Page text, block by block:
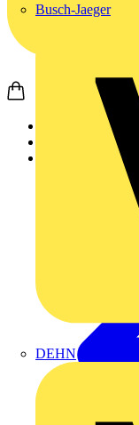
Busch-Jaeger
DEHN